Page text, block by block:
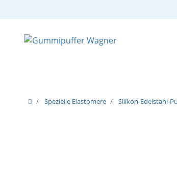
Spezielle Elastomere Silikon-Edelstahl-